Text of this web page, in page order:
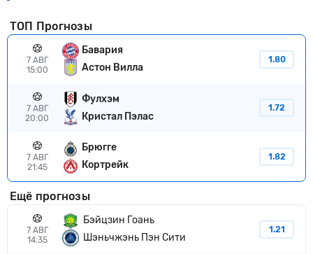
ТОП Прогнозы
7 АВГ
15:00
Бавария
Астон Вилла
1.80
7 АВГ
20:00
Фулхэм
Кристал Пэлас
1.72
7 АВГ
21:45
Брюгге
Кортрейк
1.82
Ещё прогнозы
7 АВГ
14:35
Бэйцзин Гоань
Шэньчжэнь Пэн Сити
1.21